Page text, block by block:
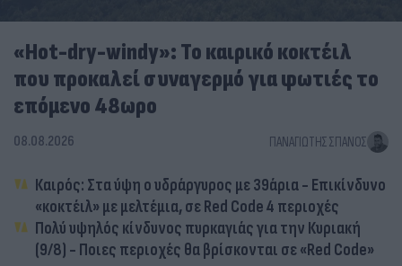
«Hot-dry-windy»: Το καιρικό κοκτέιλ
που προκαλεί συναγερμό για φωτιές το
επόμενο 48ωρο
08.08.2026 ΠΑΝΑΓΙΏΤΗΣ ΣΠΑΝΌΣ
Καιρός: Στα ύψη ο υδράργυρος με 39άρια - Επικίνδυνο
«κοκτέιλ» με μελτέμια, σε Red Code 4 περιοχές
Πολύ υψηλός κίνδυνος πυρκαγιάς για την Κυριακή
(9/8) - Ποιες περιοχές θα βρίσκονται σε «Red Code»